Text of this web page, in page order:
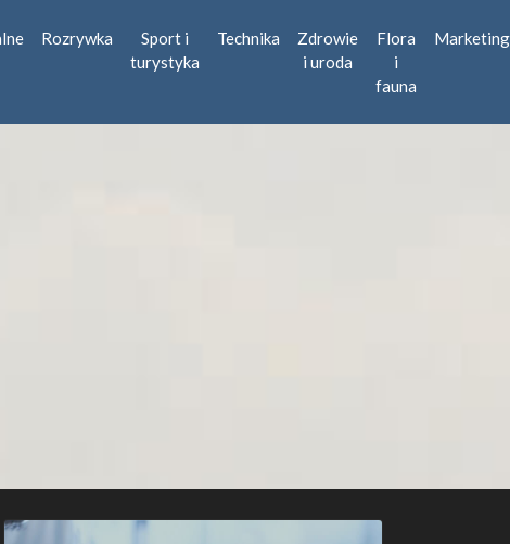
Rozrywka
Sport i
turystyka
Technika
Zdrowie
i uroda
Flora
i
fauna
Marketing